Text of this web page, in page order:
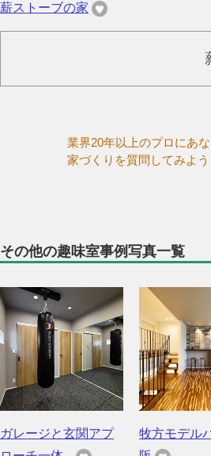
薪ストーブの家
業界20年以上のプロにあ
家づくりを質問してみよう
その他の趣味室事例写真一覧
ガレージと玄関アプ
牧方モデル